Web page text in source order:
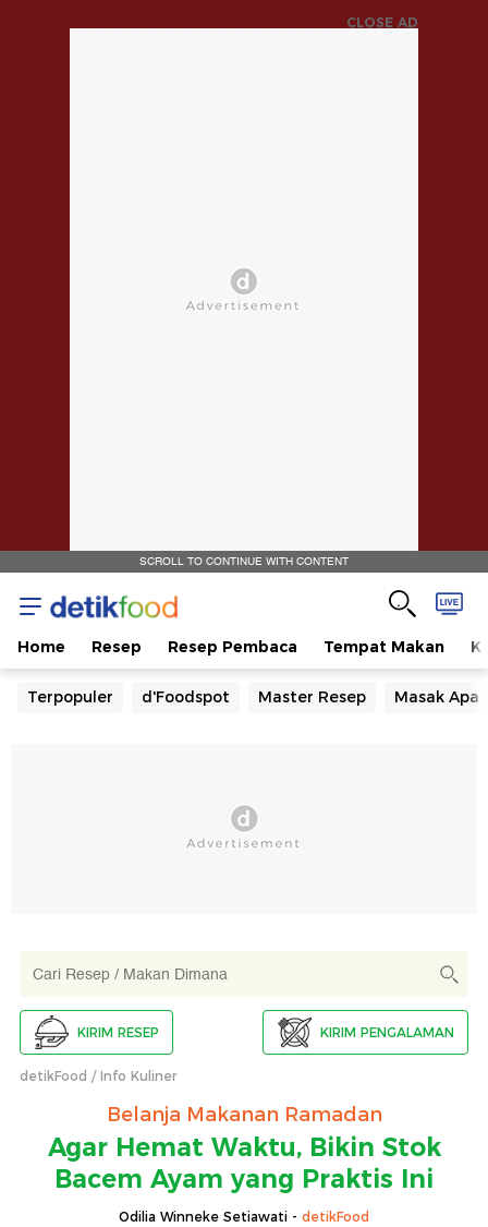
CLOSE AD
SCROLL TO CONTINUE WITH CONTENT
Home Resep Resep Pembaca Tempat Makan
Terpopuler d'Foodspot Master Resep Masak Apa
KIRIM RESEP KIRIM PENGALAMAN
detikFood Info Kuliner
Belanja Makanan Ramadan
Agar Hemat Waktu, Bikin Stok
Bacem Ayam yang Praktis Ini
Odilia Winneke Setiawati - detikFood